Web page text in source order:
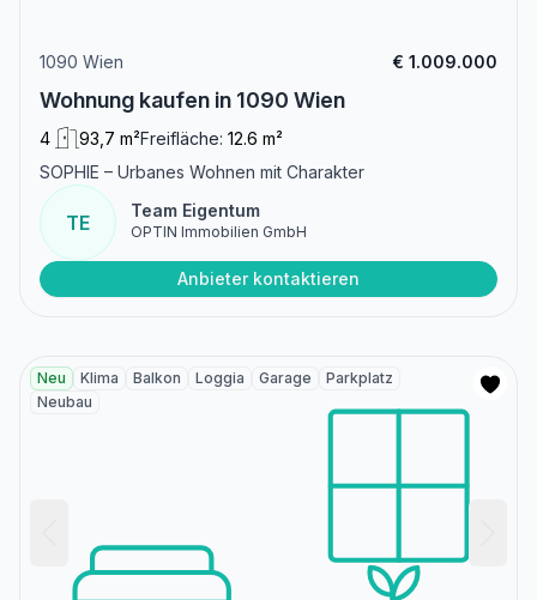
1090 Wien € 1.009.000
Wohnung kaufen in 1090 Wien
4 93,7 m²Freifläche: 12.6 m²
SOPHIE – Urbanes Wohnen mit Charakter
TE
Team Eigentum
OPTIN Immobilien GmbH
Anbieter kontaktieren
Neu Klima Balkon Loggia Garage
Parkplatz
Neubau